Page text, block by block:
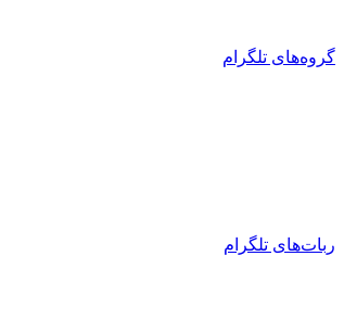
گروه‌های تلگرام
ربات‌های تلگرام